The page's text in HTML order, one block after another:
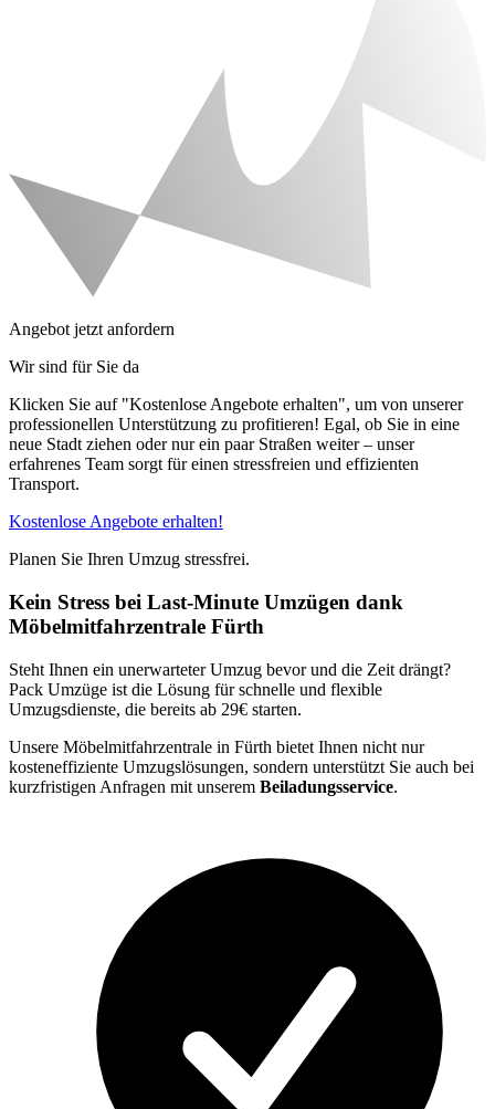
Angebot jetzt anfordern
Wir sind für Sie da
Klicken Sie auf "Kostenlose Angebote erhalten", um von unserer
professionellen Unterstützung zu profitieren! Egal, ob Sie in eine
neue Stadt ziehen oder nur ein paar Straßen weiter – unser
erfahrenes Team sorgt für einen stressfreien und effizienten
Transport.
Kostenlose Angebote erhalten!
Planen Sie Ihren Umzug stressfrei.
Kein Stress bei Last-Minute Umzügen dank
Möbelmitfahrzentrale Fürth
Steht Ihnen ein unerwarteter Umzug bevor und die Zeit drängt?
Pack Umzüge ist die Lösung für schnelle und flexible
Umzugsdienste, die bereits ab 29€ starten.
Unsere Möbelmitfahrzentrale in Fürth bietet Ihnen nicht nur
kosteneffiziente Umzugslösungen, sondern unterstützt Sie auch bei
kurzfristigen Anfragen mit unserem Beiladungsservice.